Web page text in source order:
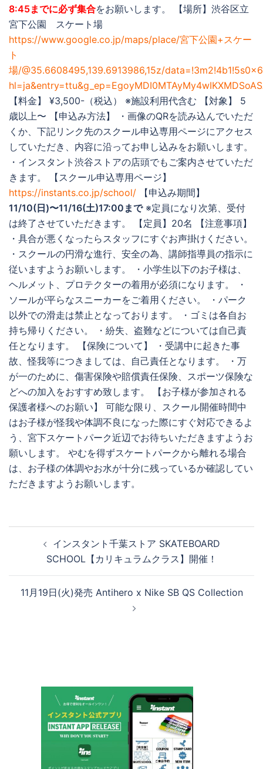
8:45までに必ず集合をお願いします。 【場所】渋谷区立
宮下公園 スケート場
https://www.google.co.jp/maps/place/宮下公園+スケー
ト
場/@35.6608495,139.6913986,15z/
【料金】 ¥3,500-（税込） ※施設利用代含む 【対象】 5
歳以上〜 【申込み方法】 ・画像のQRを読み込んでいただ
くか、下記リンク先のスクール申込専用ページにアクセス
していただき、内容に沿ってお申し込みをお願いします。
・インスタント渋谷ストアの店頭でもご案内させていただ
きます。 【スクール申込専用ページ】
https://instants.co.jp/school/ 【申込み期間】
11/10(日)〜11/16(土)17:00まで※定員になり次第、受付
は終了させていただきます。 【定員】20名 【注意事項】
・具合が悪くなったらスタッフにすぐお声掛けください。
・スクールの円滑な進行、安全の為、講師指導員の指示に
従いますようお願いします。 ・小学生以下のお子様は、
ヘルメット、プロテクターの着用が必須になります。 ・
ソールが平らなスニーカーをご着用ください。 ・パーク
以外での滑走は禁止となっております。 ・ゴミは各自お
持ち帰りください。 ・紛失、盗難などについては自己責
任となります。 【保険について】 ・受講中に起きた事
故、怪我等につきましては、自己責任となります。 ・万
が一のために、傷害保険や賠償責任保険、スポーツ保険な
どへの加入をおすすめ致します。 【お子様が参加される
保護者様へのお願い】 可能な限り、スクール開催時間中
はお子様が怪我や体調不良になった際にすぐ対応できるよ
う、宮下スケートパーク近辺でお待ちいただきますようお
願いします。 やむを得ずスケートパークから離れる場合
は、お子様の体調やお水が十分に残っているか確認してい
ただきますようお願いします。
ゲ
インスタント千葉ストア SKATEBOARD
SCHOOL【カリキュラムクラス】開催！
11月19日(火)発売 Antihero x Nike SB QS Collection